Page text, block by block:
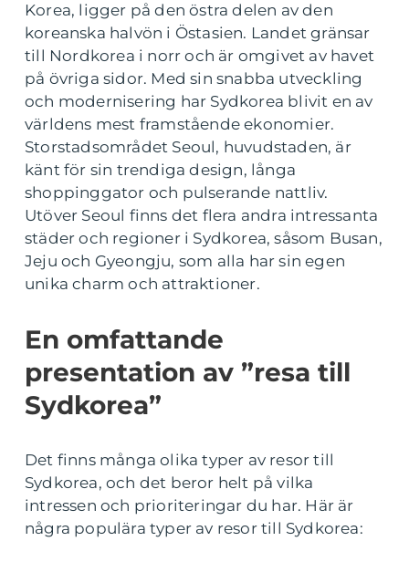
Korea, ligger på den östra delen av den
koreanska halvön i Östasien. Landet gränsar
till Nordkorea i norr och är omgivet av havet
på övriga sidor. Med sin snabba utveckling
och modernisering har Sydkorea blivit en av
världens mest framstående ekonomier.
Storstadsområdet Seoul, huvudstaden, är
känt för sin trendiga design, långa
shoppinggator och pulserande nattliv.
Utöver Seoul finns det flera andra intressanta
städer och regioner i Sydkorea, såsom Busan,
Jeju och Gyeongju, som alla har sin egen
unika charm och attraktioner.
En omfattande
presentation av ”resa till
Sydkorea”
Det finns många olika typer av resor till
Sydkorea, och det beror helt på vilka
intressen och prioriteringar du har. Här är
några populära typer av resor till Sydkorea: